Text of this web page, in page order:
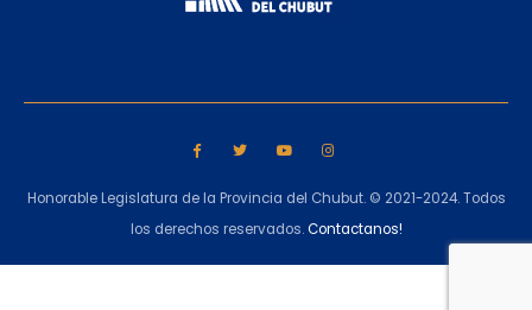
Honorable Legislatura de la Provincia del Chubut. © 2021-2024. Todos
los derechos reservados.Contactanos!